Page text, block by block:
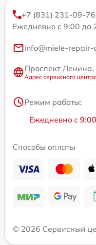
+7 (831) 231-09-76
Ежедневно с 9:00 до
info@miele-repair-
Проспект Ленина,
Адрес сервисного
Режим работы:
Ежедневно с
Способы оплаты
© 2026 Сервисный